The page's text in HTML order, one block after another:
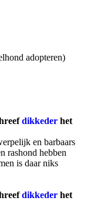
adopteren)
dikkeder het
en barbaars
rashond hebben
is daar niks
dikkeder het